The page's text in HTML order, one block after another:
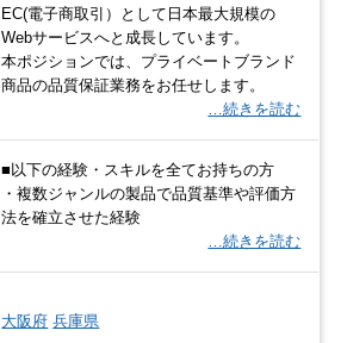
EC(電子商取引）として日本最大規模の
Webサービスへと成長しています。
本ポジションでは、プライベートブランド
商品の品質保証業務をお任せします。
…続きを読む
■以下の経験・スキルを全てお持ちの方
・複数ジャンルの製品で品質基準や評価方
法を確立させた経験
…続きを読む
大阪府 兵庫県